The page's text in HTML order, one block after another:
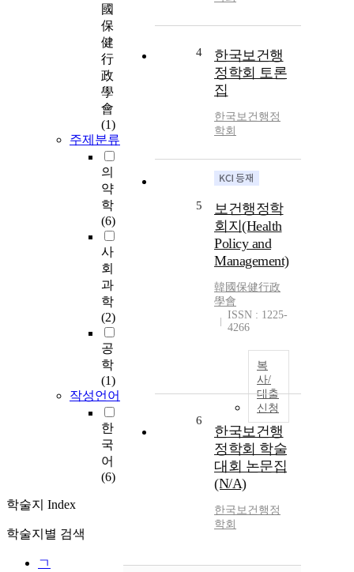
國
保
健
行
政
學
會
(1)
주제분류
의
약
학
(6)
사
회
과
학
(2)
공
학
(1)
작성언어
한
국
어
(6)
학술지 Index
학술지별 검색
ㄱ
4
한국보건행
정학회 토론
집
한국보건행정
학회
5
보건행정학
회지(Health
Policy and
Management)
韓國保健行政
學會
ISSN : 1225-
4266
복
사/
대출
신청
6
한국보건행
정학회 학술
대회 논문집
(N/A)
한국보건행정
학회